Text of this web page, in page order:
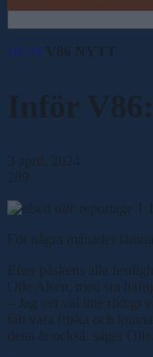
HEM V86 NYTT
Inför
3 april, 2024
289
För några månader
Efter påskens alla
Olle Alsén, med sin
– Jag vet väl inte riktigt
fått vara friska och
detta år också, säger Olle